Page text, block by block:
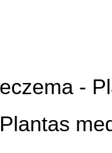
eczema -
Plantas